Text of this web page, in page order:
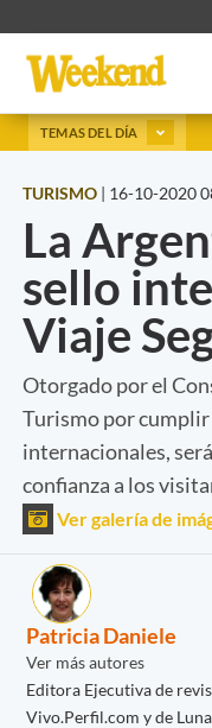
TEMAS DEL DÍA
TURISMO | 16-10-2020
La
sello
Viaje
Otorgado por el
Turismo por
internacionales,
confianza a los
Ver galería de
Patricia Daniele
Ver más autores
Editora Ejecutiva de
Vivo.Perfil.com y de